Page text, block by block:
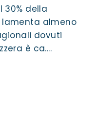
30% della
lamenta almeno
dovuti
è ca....